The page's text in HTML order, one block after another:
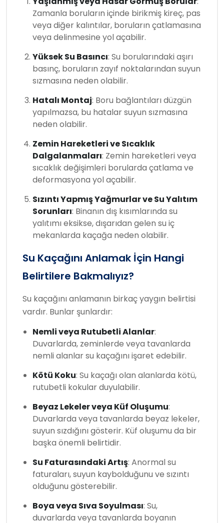
Zamanla boruların içinde birikmiş kireç, pas
veya diğer kalıntılar, boruların çatlamasına
veya delinmesine yol açabilir.
Yüksek Su Basıncı: Su borularındaki aşırı
basınç, boruların zayıf noktalarından suyun
sızmasına neden olabilir.
Hatalı Montaj: Boru bağlantıları düzgün
yapılmazsa, bu hatalar suyun sızmasına
neden olabilir.
Zemin Hareketleri ve Sıcaklık
Dalgalanmaları: Zemin hareketleri veya
sıcaklık değişimleri borularda çatlama ve
deformasyona yol açabilir.
Sızıntı Yapmış Yağmurlar ve Su Yalıtım
Sorunları: Binanın dış kısımlarında su
yalıtımı eksikse, dışarıdan gelen su iç
mekanlarda kaçağa neden olabilir.
Su Kaçağını Anlamak İçin Hangi
Belirtilere Bakmalıyız?
Su kaçağını anlamanın birkaç yaygın belirtisi
vardır. Bunlar şunlardır:
Nemli veya Rutubetli Alanlar:
Duvarlarda, zeminlerde veya tavanlarda
nemli alanlar su kaçağını işaret edebilir.
Kötü Koku: Su kaçağı olan alanlarda kötü,
rutubetli kokular duyulabilir.
Beyaz Lekeler veya Küf Oluşumu:
Duvarlarda veya tavanlarda beyaz lekeler,
suyun sızdığını gösterir. Küf oluşumu da bir
başka önemli belirtidir.
Su Faturasındaki Artış: Anormal su
faturaları, suyun kaybolduğunu ve sızıntı
olduğunu gösterebilir.
Boya veya Sıva Soyulması: Su,
duvarlarda veya tavanlarda boyanın